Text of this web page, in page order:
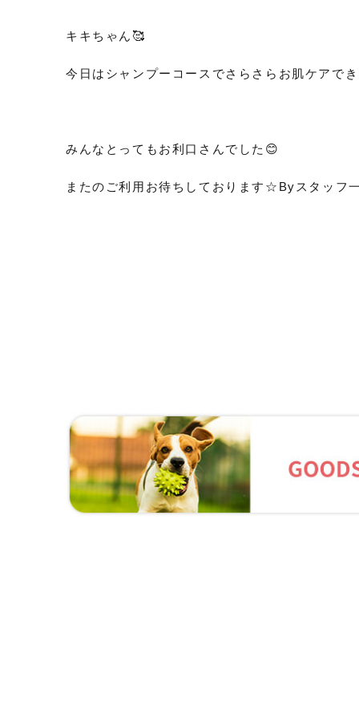
キキちゃん🥰
今日はシャンプーコースでさらさらお肌ケアで
みんなとってもお利口さんでした😊
またのご利用お待ちしております☆Byスタッフ